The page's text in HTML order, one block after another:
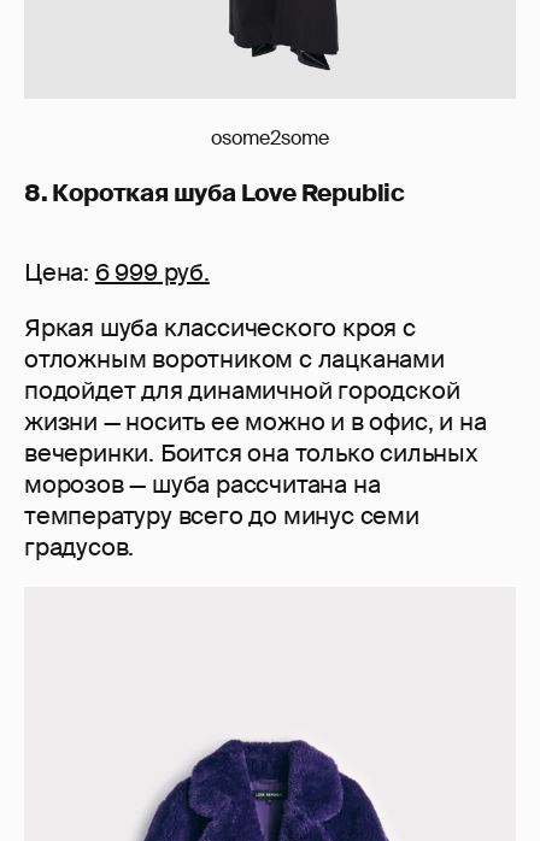
osome2some
8. Короткая шуба Love Republic
Цена: 6 999 руб.
Яркая шуба классического кроя с
отложным воротником с лацканами
подойдет для динамичной городской
жизни — носить ее можно и в офис, и на
вечеринки. Боится она только сильных
морозов — шуба рассчитана на
температуру всего до минус семи
градусов.